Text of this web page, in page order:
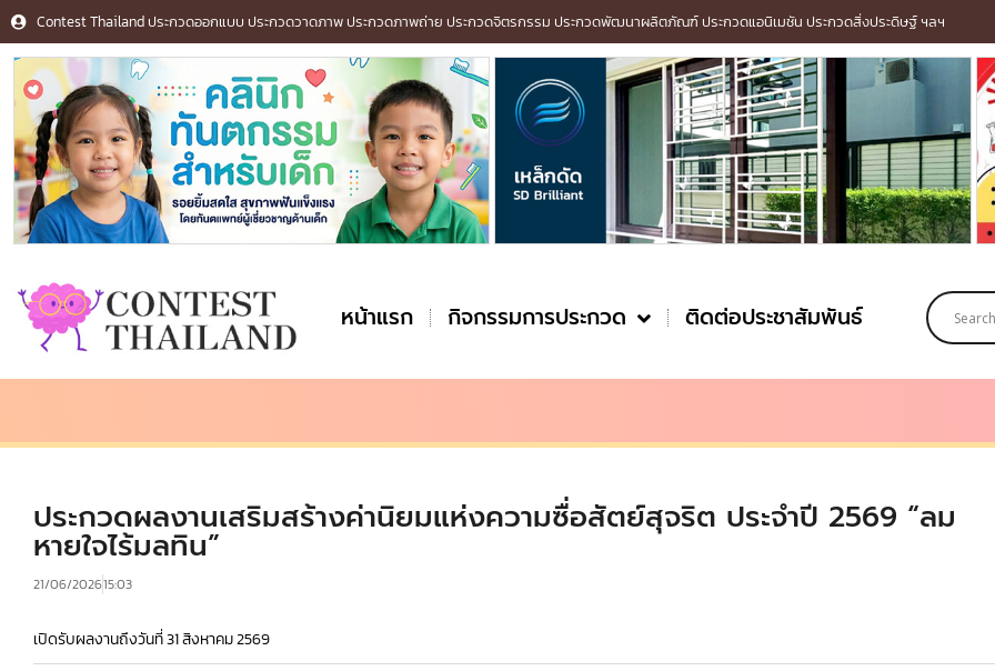
Contest Thailand ประกวดออกแบบ ประกวดวาดภาพ ประกวดภาพถ่าย ประกวดจิตรกรรม ประกวดพัฒนาผลิตภัณฑ์ ประกวดแอนิเมชัน ประกวดสิ่งประดิษฐ์ ฯลฯ
หน้าแรก กิจกรรมการประกวด ติดต่อประชาสัมพันธ์
ประกวดผลงานเสริมสร้างค่านิยมแห่งความซื่อสัตย์สุจริต ประจำปี 2569 “ลม
หายใจไร้มลทิน”
21/06/202615:03
เปิดรับผลงานถึงวันที่ 31 สิงหาคม 2569